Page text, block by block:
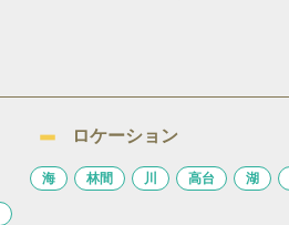
ロケーション
海 林間 川 高台 湖